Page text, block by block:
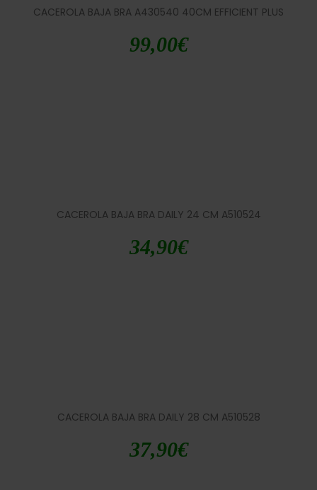
CACEROLA BAJA BRA A430540 40CM EFFICIENT PLUS
99,00€
CACEROLA BAJA BRA DAILY 24 CM A510524
34,90€
CACEROLA BAJA BRA DAILY 28 CM A510528
37,90€